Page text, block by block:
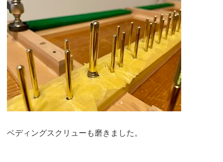
ベディングスクリューも磨きました。